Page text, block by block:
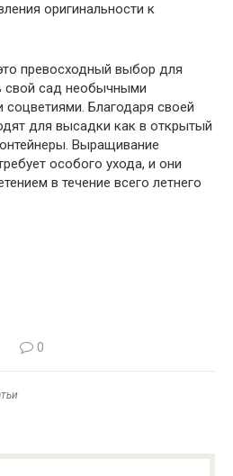
оригинальности к
превосходный выбор для
свой сад необычными
Благодаря своей
для высадки как в открытый
Выращивание
особого ухода, и они
в течение всего летнего
0